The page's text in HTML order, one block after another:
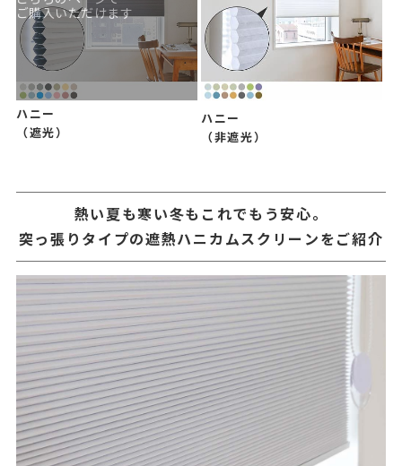
ご購入いただけます
ハニー
（遮光）
ハニー
（非遮光）
熱い夏も寒い冬もこれでもう安心。
突っ張りタイプの遮熱ハニカムスクリーンをご紹介